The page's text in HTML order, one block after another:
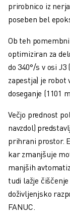
PROGRAMSKA
ROBOSHOT
PREVENTIVNO
SKUPNI STROŠKI
STROJI ZA ŽIČNO
ROBOCUT STROJI
STROJNA OPREMA
PREVENTIVNO
TRAJNOSTNI
REŠITVE IIOT
REŠITVE ZA
PAMETNE
REGISTRACIJA
ŠTUDIJE PRIMEROV
REŠITVE
prirobnico iz
poseben bel
Ob teh
optimiziran za
do 340°/s v osi
zapestja) je
doseganje (1101
Večjo prednost
navzdol)
prihrani prostor.
kar zmanjšuje
manjših
tudi lažje
doživljenjsko
FANUC.